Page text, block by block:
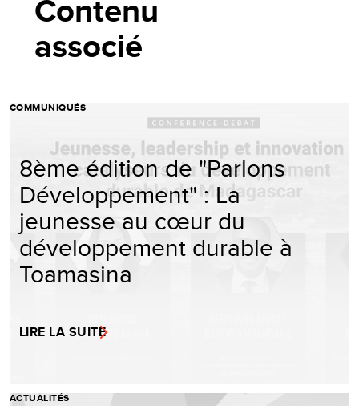
Contenu
associé
COMMUNIQUÉS
8ème édition de "Parlons
Développement" : La
jeunesse au cœur du
développement durable à
Toamasina
LIRE LA SUITE
ACTUALITÉS